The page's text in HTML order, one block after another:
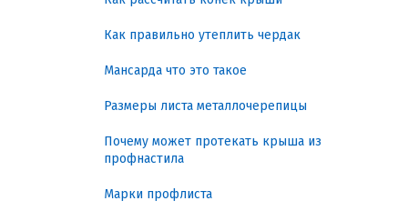
долговечность и экономия
на эксплуатации
Профнастил С-8х1150 ECOSTEEL решает
несколько ключевых задач:
Как правильно утеплить чердак
Мансарда что это такое
Размеры листа металлочерепицы
Почему может протекать крыша из
профнастила
Марки профлиста